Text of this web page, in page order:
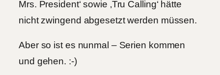
Mrs. President‘ sowie ‚Tru Calling‘ hätte
nicht zwingend abgesetzt werden müssen.
Aber so ist es nunmal – Serien kommen
und gehen. :-)